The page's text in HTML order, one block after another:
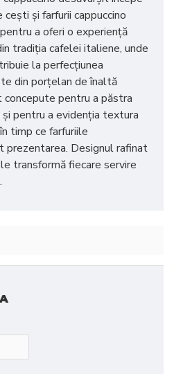
și farfurii cappuccino
a oferi o experiență
tradiția cafelei italiene, unde
la perfecțiunea
din porțelan de înaltă
pentru a păstra
pentru a evidenția textura
timp ce farfuriile
prezentarea. Designul rafinat
transformă fiecare servire